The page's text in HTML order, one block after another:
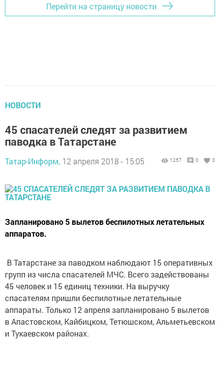
Перейти на страницу новости
НОВОСТИ
45 спасателей следят за развитием
паводка в Татарстане
Татар-Информ, 12 апреля 2018 - 15:05 1257 0 0
Запланировано 5 вылетов беспилотных летательных
аппаратов.
В Татарстане за паводком наблюдают 15 оперативных
групп из числа спасателей МЧС. Всего задействованы
45 человек и 15 единиц техники. На выручку
спасателям пришли беспилотные летательные
аппараты. Только 12 апреля запланировано 5 вылетов
в Апастовском, Кайбицком, Тетюшском, Альметьевском
и Тукаевском районах.